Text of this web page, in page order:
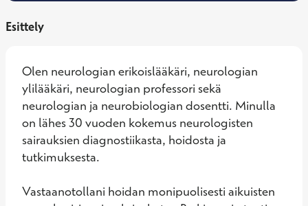
Esittely
Olen neurologian erikoislääkäri, neurologian
ylilääkäri, neurologian professori sekä
neurologian ja neurobiologian dosentti. Minulla
on lähes 30 vuoden kokemus neurologisten
sairauksien diagnostiikasta, hoidosta ja
tutkimuksesta.
Vastaanotollani hoidan monipuolisesti aikuisten